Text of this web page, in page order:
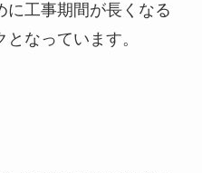
に工事期間が長くなる
なっています。